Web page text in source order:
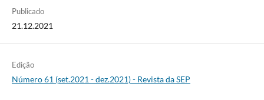
Publicado
21.12.2021
Edição
Número 61 (set.2021 - dez.2021) - Revista da SEP